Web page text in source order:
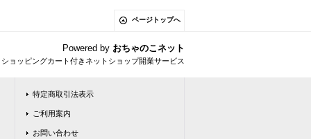
ページトップへ
Powered by おちゃのこネット
ョッピングカート付きネットショップ開業サービス
特定商取引法表示
ご利用案内
お問い合わせ